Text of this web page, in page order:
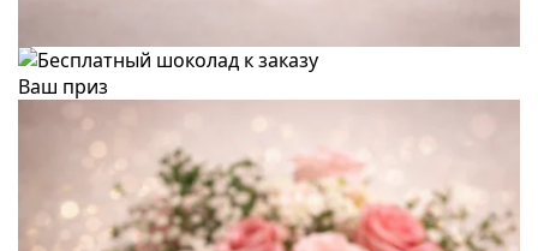
Ваш приз